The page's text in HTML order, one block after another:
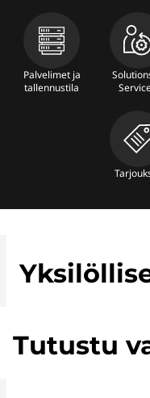
Palvelimet ja
tallennustila
Tutustu